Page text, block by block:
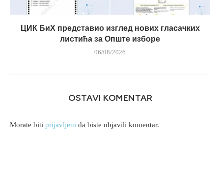
ЦИК БиХ представио изглед нових гласачких
листића за Опште изборе
06/08/2026
OSTAVI KOMENTAR
Morate biti prijavljeni da biste objavili komentar.